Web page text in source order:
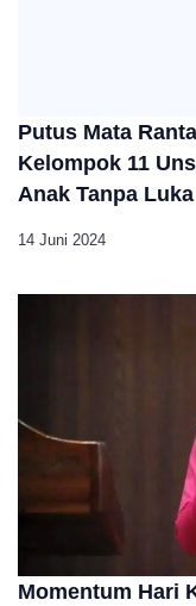
Putus Mata
Kelompok 11
Anak Tanpa
14 Juni 2024
Momentum Hari